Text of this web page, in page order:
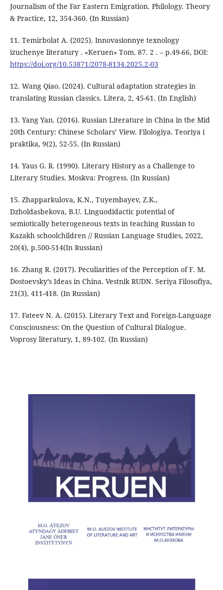
Journalism of the Far Eastern Emigration. Philology. Theory
& Practice, 12, 354-360. (In Russian)
11. Теmirbolat A. (2025). Innovasionnye texnology
izuchenye literatury . «Кеruen» Тom. 87. 2 . – p.49-66, DOI:
https://doi.org/10.53871/2078-8134.2025.2-03
12. Wang Qiao. (2024). Cultural adaptation strategies in
translating Russian classics. Litera, 2, 45-61. (In English)
13. Yang Yan. (2016). Russian Literature in China in the Mid
20th Century: Chinese Scholars’ View. Filologiya. Teoriya i
praktika, 9(2), 52-55. (In Russian)
14. Yaus G. R. (1990). Literary History as a Challenge to
Literary Studies. Moskva: Progress. (In Russian)
15. Zhapparkulova, K.N., Tuyembayev, Z.K.,
Dzholdasbekova, B.U. Linguodidactic potential of
semiotically heterogeneous texts in teaching Russian to
Kazakh schoolchildren // Russian Language Studies, 2022,
20(4), p.500-514(In Russian)
16. Zhang R. (2017). Peculiarities of the Perception of F. M.
Dostoevsky’s Ideas in China. Vestnik RUDN. Seriya Filosofiya,
21(3), 411-418. (In Russian)
17. Fateev N. A. (2015). Literary Text and Foreign-Language
Consciousness: On the Question of Cultural Dialogue.
Voprosy literatury, 1, 89-102. (In Russian)